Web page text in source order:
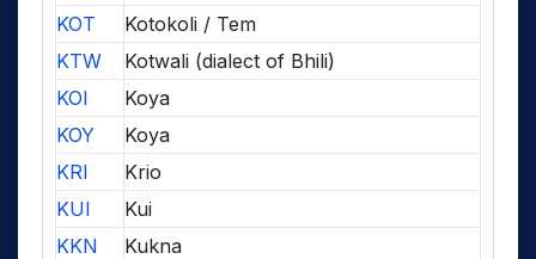
KOT
Kotokoli / Tem
KTW
Kotwali (dialect of Bhili)
KOI
Koya
KOY
Koya
KRI
Krio
KUI
Kui
KKN
Kukna